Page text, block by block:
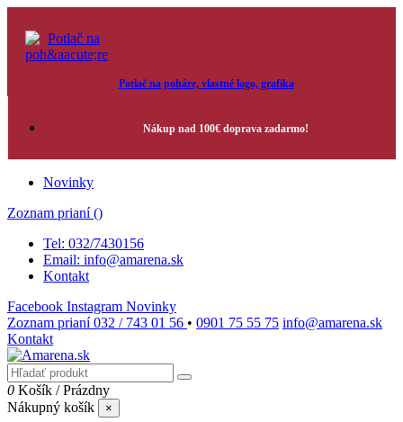
Potlač na poháre, vlastné logo, grafika
Nákup nad 100€ doprava zadarmo!
Novinky
Zoznam prianí ()
Tel: 032/7430156
Email: info@amarena.sk
Kontakt
Facebook Instagram Novinky
Zoznam prianí 032 / 743 01 56 • 0901 75 55 75 info@amarena.sk
Kontakt
0 Košík /Prázdny
Nákupný košík
×